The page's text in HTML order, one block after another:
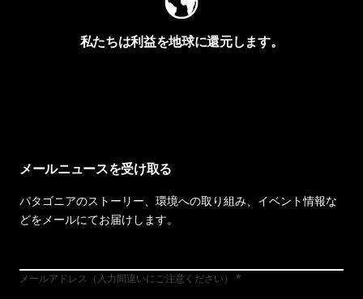
私たちは利益を地球に還元します。
メールニュースを受け取る
パタゴニアのストーリー、環境への取り組み、イベント情報な
どをメールにてお届けします。
メールアドレス（入力間違いにご注意ください）